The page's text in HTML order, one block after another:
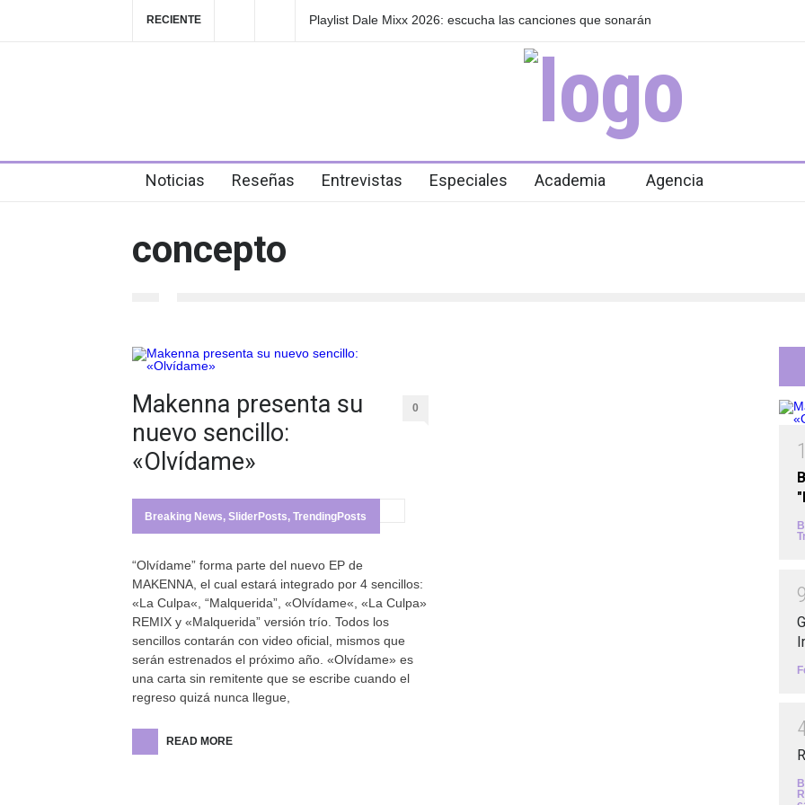
RECIENTE
Playlist Dale Mixx 2026: escucha las canciones que sonarán
GRLS anuncia su
Noticias Reseñas Entrevistas Especiales Academia Agencia
concepto
Makenna presenta su
nuevo sencillo:
«Olvídame»
0
Breaking News, SliderPosts, TrendingPosts
“Olvídame” forma parte del nuevo EP de
MAKENNA, el cual estará integrado por 4 sencillos:
«La Culpa«, “Malquerida”, «Olvídame«, «La Culpa»
REMIX y «Malquerida” versión trío. Todos los
sencillos contarán con video oficial, mismos que
serán estrenados el próximo año. «Olvídame» es
una carta sin remitente que se escribe cuando el
regreso quizá nunca llegue,
READ MORE
1
9